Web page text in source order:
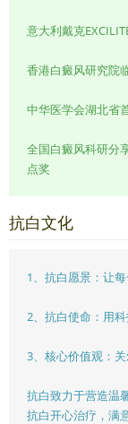
意大利戴克
香港白癜风研究院
中华医学会湖北省
全国白癜风科研分
点奖
抗白文化
1、抗白愿景：让
2、抗白使命：用科
3、核心价值观：关
抗白致力于营造温
抗白开心治疗，满